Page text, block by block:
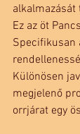
alkalmazását
Ez az öt
Specifikusan
Különösen
megjelenő
orrjárat egy